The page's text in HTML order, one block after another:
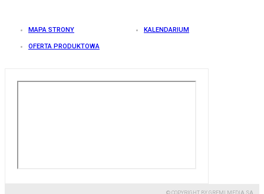
MAPA STRONY KALENDARIUM
OFERTA PRODUKTOWA